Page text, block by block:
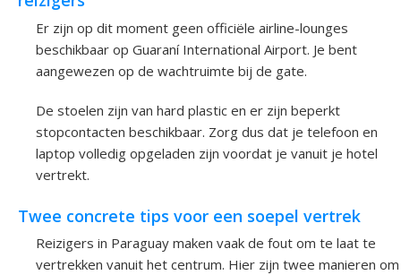
Er zijn op dit moment geen officiële airline-lounges
beschikbaar op Guaraní International Airport. Je bent
aangewezen op de wachtruimte bij de gate.
De stoelen zijn van hard plastic en er zijn beperkt
stopcontacten beschikbaar. Zorg dus dat je telefoon en
laptop volledig opgeladen zijn voordat je vanuit je hotel
vertrekt.
Twee concrete tips voor een soepel vertrek
Reizigers in Paraguay maken vaak de fout om te laat te
vertrekken vanuit het centrum. Hier zijn twee manieren om